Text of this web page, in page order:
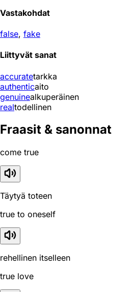
Vastakohdat
false, fake
Liittyvät sanat
accuratetarkka
authenticaito
genuinealkuperäinen
realtodellinen
Fraasit & sanonnat
come true
Täytyä toteen
true to oneself
rehellinen itselleen
true love